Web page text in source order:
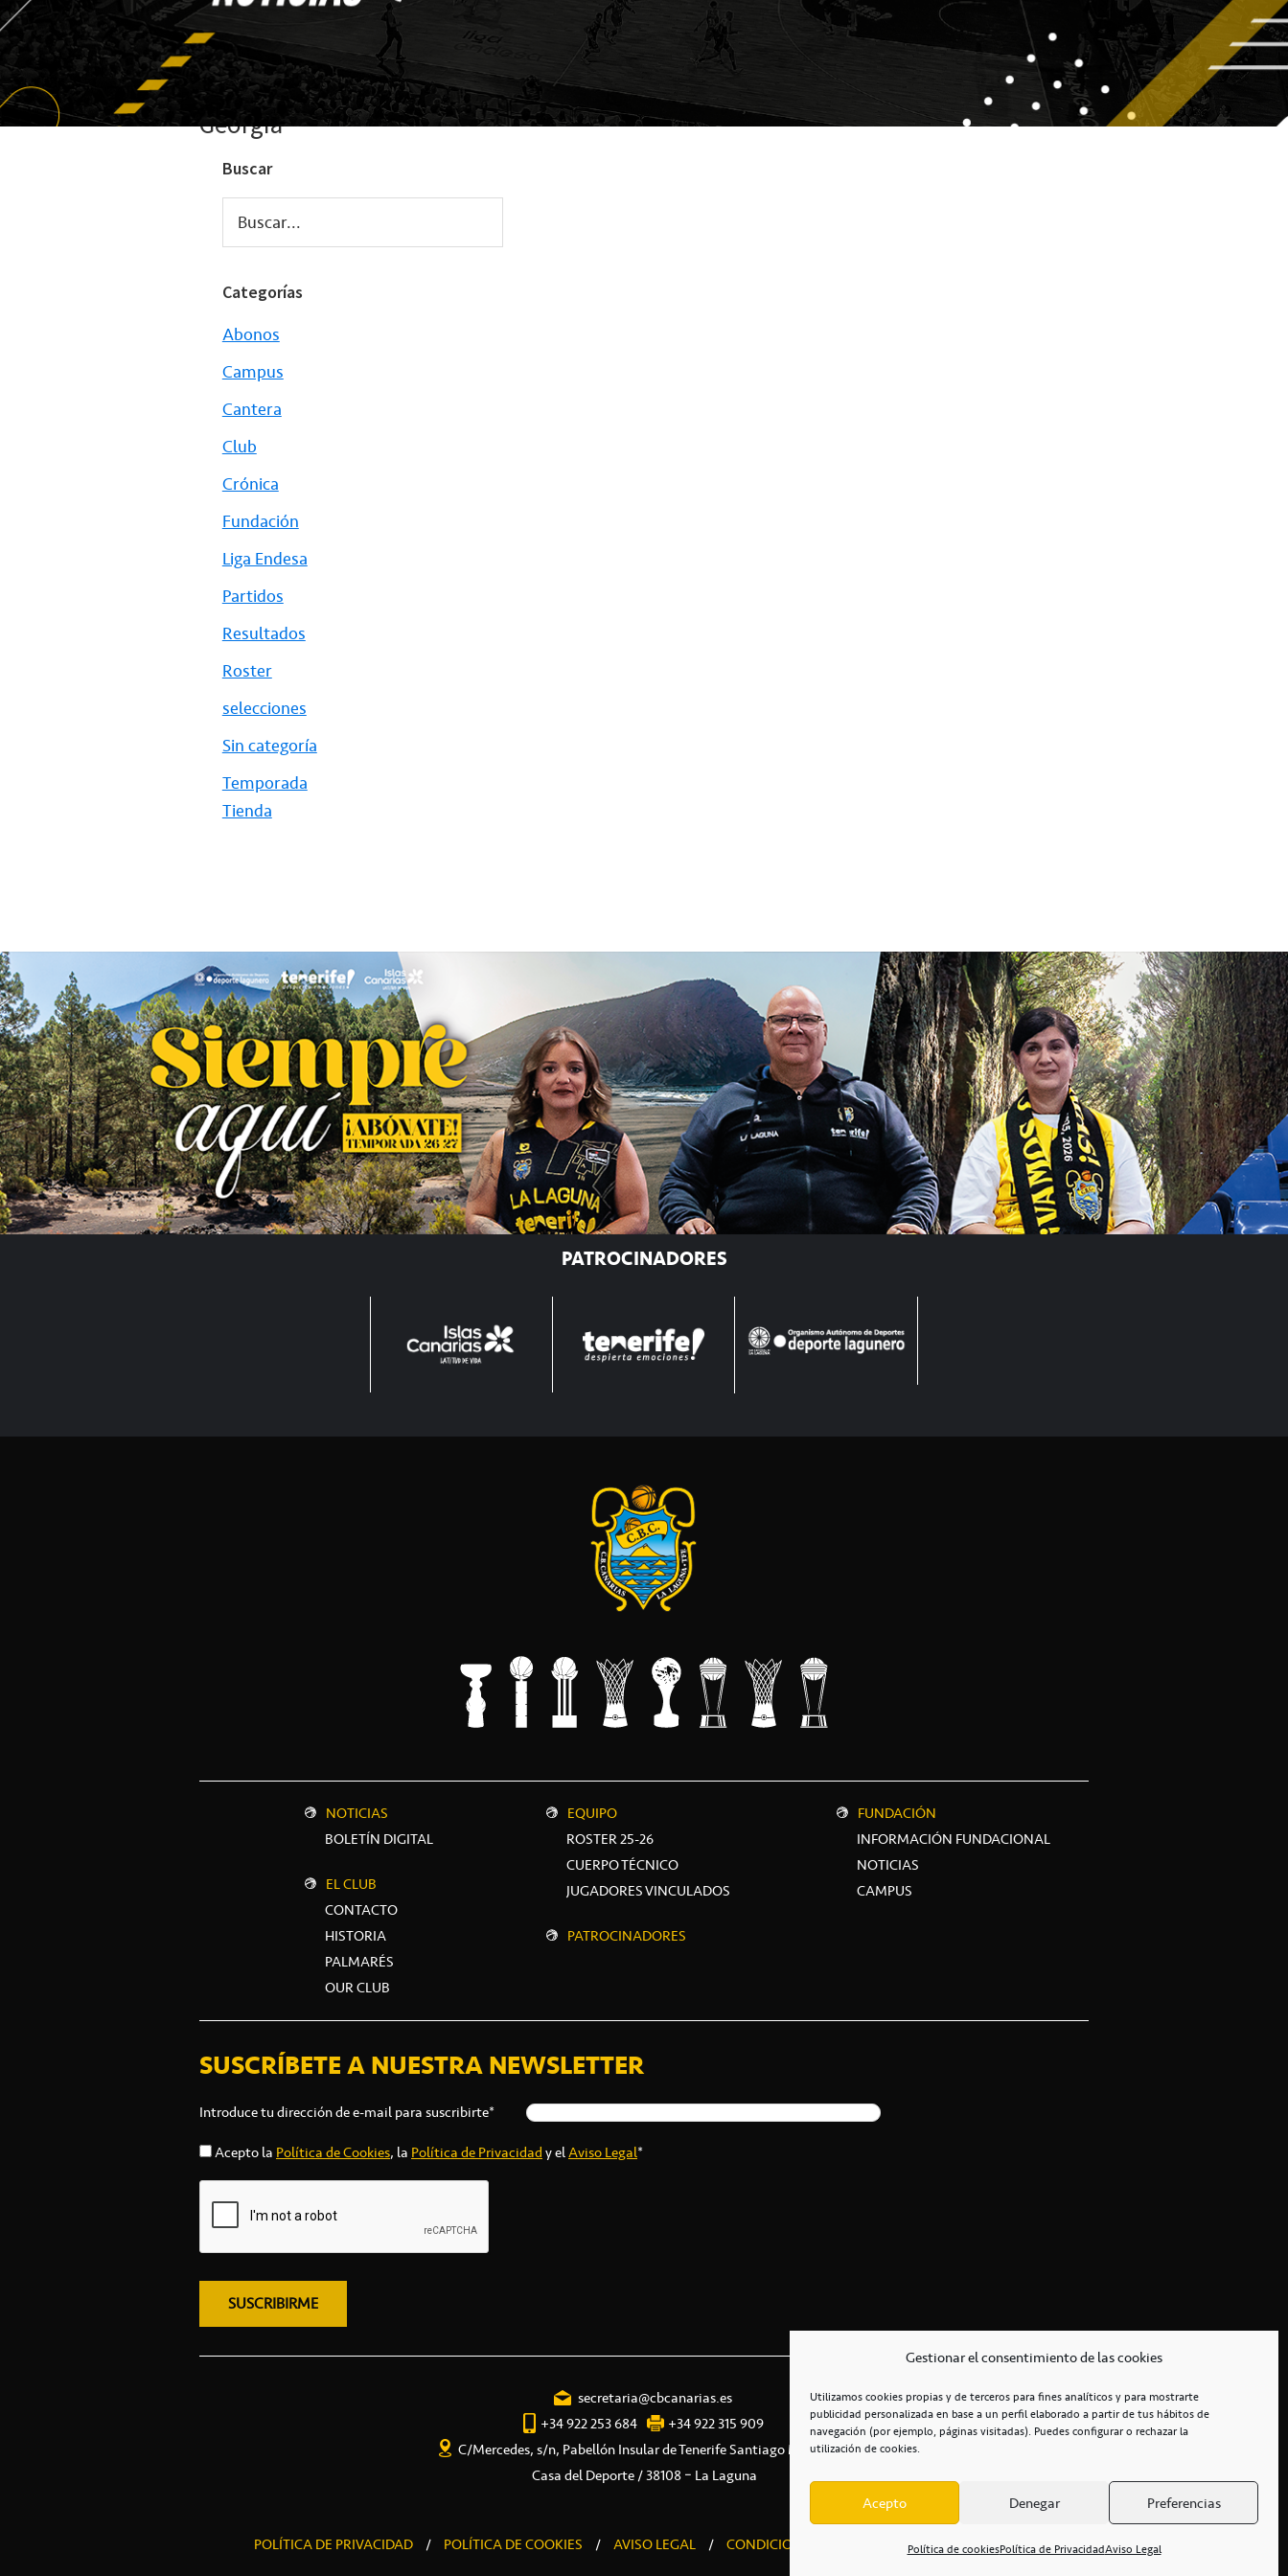
Gestionar el consentimiento de las cookies
Utilizamos cookies propias y de terceros para fines analíticos y para mostrarte
publicidad personalizada en base a un perfil elaborado a partir de tus hábitos de
navegación (por ejemplo, páginas visitadas). Puedes configurar o rechazar la
utilización de cookies.
Acepto Denegar Preferencias
Política de cookiesPolítica de PrivacidadAviso Legal
Georgia
Buscar
Buscar...
Categorías
Abonos
Campus
Cantera
Club
Crónica
Fundación
Liga Endesa
Partidos
Resultados
Roster
selecciones
Sin categoría
Temporada
Tienda
PATROCINADORES
NOTICIAS
BOLETÍN DIGITAL
EL CLUB
CONTACTO
HISTORIA
PALMARÉS
OUR CLUB
EQUIPO
ROSTER 25-26
CUERPO TÉCNICO
JUGADORES VINCULADOS
PATROCINADORES
FUNDACIÓN
INFORMACIÓN FUNDACIONAL
NOTICIAS
CAMPUS
SUSCRÍBETE A NUESTRA NEWSLETTER
Introduce tu dirección de e-mail para suscribirte*
Acepto la Política de Cookies, la Política de Privacidady elAviso Legal*
secretaria@cbcanarias.es
+34 922 253 684
+34 922 315 909
C/Mercedes, s/n, Pabellón Insular de Tenerife Santiago Martín
Casa del Deporte / 38108 – La Laguna
POLÍTICA DE PRIVACIDAD / POLÍTICA DE COOKIES / AVISO LEGAL / CONDICIONES COMERCIALES / ACCESIBILIDAD